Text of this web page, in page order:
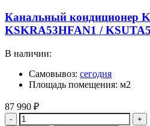
Канальный кондиционер
KSKRA53HFAN1 /
В наличии:
Самовывоз: сегодня
Площадь помещения: м2
87 990 ₽
Количество